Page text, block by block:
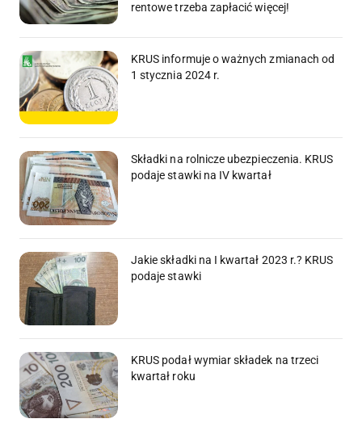
rentowe trzeba zapłacić więcej!
KRUS informuje o ważnych zmianach od
1 stycznia 2024 r.
Składki na rolnicze ubezpieczenia. KRUS
podaje stawki na IV kwartał
Jakie składki na I kwartał 2023 r.? KRUS
podaje stawki
KRUS podał wymiar składek na trzeci
kwartał roku